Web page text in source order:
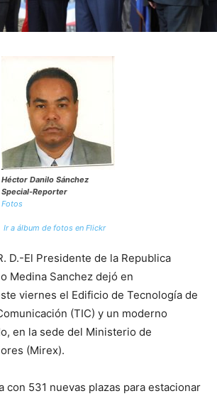
Héctor Danilo Sánchez
Special-Reporter
Fotos
Ir a álbum de fotos en Flickr
D.-El Presidente de la Republica
Medina Sanchez dejó en
viernes el Edificio de Tecnología de
(TIC) y un moderno
en la sede del Ministerio de
(Mirex).
con 531 nuevas plazas para estacionar